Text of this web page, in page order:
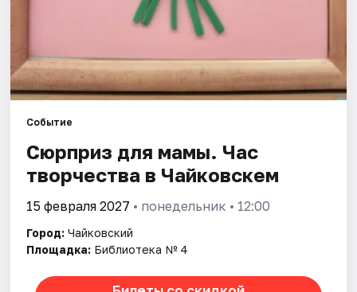
Событие
Сюрприз для мамы. Час
творчества в Чайковскем
15 февраля 2027 • понедельник • 12:00
Город: Чайковский
Площадка: Библиотека № 4